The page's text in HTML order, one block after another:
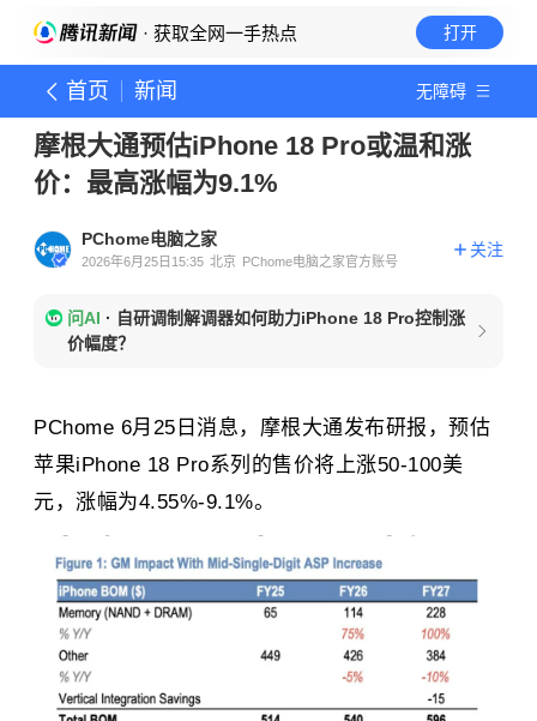
· 获取全网一手热点 打开
首页 新闻 无障碍
摩根大通预估iPhone 18 Pro或温和涨
价：最高涨幅为9.1%
PChome电脑之家
2026年6月25日15:35 北京 PChome电脑之家官方账号
关注
问AI · 自研调制解调器如何助力iPhone 18 Pro控制涨
价幅度？
PChome 6月25日消息，摩根大通发布研报，预估
苹果iPhone 18 Pro系列的售价将上涨50-100美
元，涨幅为4.55%-9.1%。